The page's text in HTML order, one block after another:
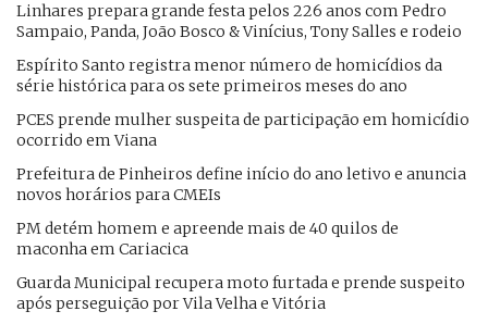
Linhares prepara grande festa pelos 226 anos com Pedro
Sampaio, Panda, João Bosco & Vinícius, Tony Salles e rodeio
Espírito Santo registra menor número de homicídios da
série histórica para os sete primeiros meses do ano
PCES prende mulher suspeita de participação em homicídio
ocorrido em Viana
Prefeitura de Pinheiros define início do ano letivo e anuncia
novos horários para CMEIs
PM detém homem e apreende mais de 40 quilos de
maconha em Cariacica
Guarda Municipal recupera moto furtada e prende suspeito
após perseguição por Vila Velha e Vitória